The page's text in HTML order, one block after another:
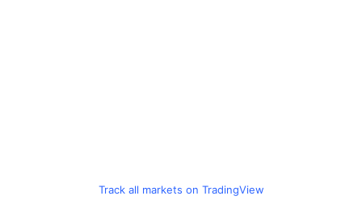
Track all markets on TradingView